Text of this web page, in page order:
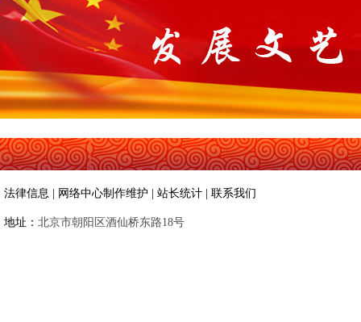
法律信息 | 网络中心制作维护 | 站长统计 | 联系我们
地址： 北京市朝阳区酒仙桥东路18号